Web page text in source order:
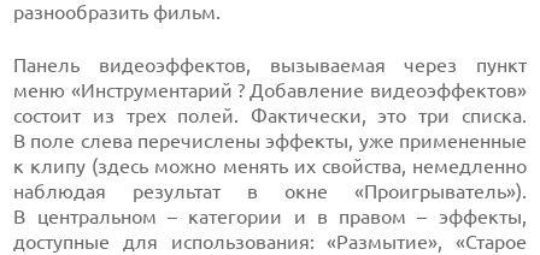
разнообразить фильм.
Панель видеоэффектов, вызываемая через пункт
меню «Инструментарий ? Добавление видеоэффектов»
состоит из трех полей. Фактически, это три списка.
В поле слева перечислены эффекты, уже примененные
к клипу (здесь можно менять их свойства, немедленно
наблюдая результат в окне «Проигрыватель»).
В центральном – категории и в правом – эффекты,
доступные для использования: «Размытие», «Старое